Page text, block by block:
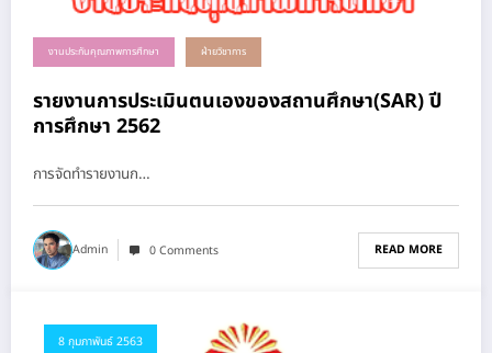
งานประกันคุณภาพการศึกษา ฝ่ายวิชาการ
รายงานการประเมินตนเองของสถานศึกษา(SAR) ปี
การศึกษา 2562
การจัดทำรายงานก…
Admin 0 Comments READ MORE
8 กุมภาพันธ์ 2563